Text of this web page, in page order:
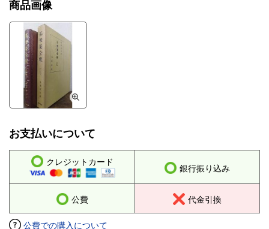
商品画像
お支払いについて
クレジットカード
銀行振り込み
公費 代金引換
公費での購入について